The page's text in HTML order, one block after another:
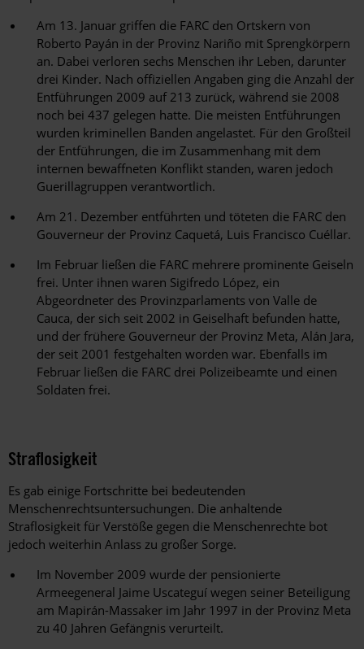
Am 13. Januar griffen die FARC den Ortskern von
Roberto Payán in der Provinz Nariño mit Sprengkörpern
an. Dabei verloren sechs Menschen ihr Leben, darunter
drei Kinder. Nach offiziellen Angaben ging die Anzahl der
Entführungen 2009 auf 213 zurück, während sie 2008
noch bei 437 gelegen hatte. Die meisten Entführungen
wurden kriminellen Banden angelastet. Für den Großteil
der Entführungen, die im Zusammenhang mit dem
internen bewaffneten Konflikt standen, waren jedoch
Guerillagruppen verantwortlich.
Am 21. Dezember entführten und töteten die FARC den
Gouverneur der Provinz Caquetá, Luis Francisco Cuéllar.
Im Februar ließen die FARC mehrere prominente Geiseln
frei. Unter ihnen waren Sigifredo López, ein
Abgeordneter des Provinzparlaments von Valle de
Cauca, der sich seit 2002 in Geiselhaft befunden hatte,
und der frühere Gouverneur der Provinz Meta, Alán Jara,
der seit 2001 festgehalten worden war. Ebenfalls im
Februar ließen die FARC drei Polizeibeamte und einen
Soldaten frei.
Straflosigkeit
Es gab einige Fortschritte bei bedeutenden
Menschenrechtsuntersuchungen. Die anhaltende
Straflosigkeit für Verstöße gegen die Menschenrechte bot
jedoch weiterhin Anlass zu großer Sorge.
Im November 2009 wurde der pensionierte
Armeegeneral Jaime Uscateguí wegen seiner Beteiligung
am Mapirán-Massaker im Jahr 1997 in der Provinz Meta
zu 40 Jahren Gefängnis verurteilt.